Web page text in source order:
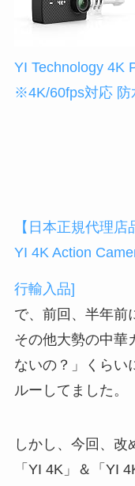
YI Technology 4K
※4K/60fps対応 防
【日本正規代理店
YI 4K Action
行輸入品]
で、前回、半年前
その他大勢の中華
ないの？」くらい
ルーしてました。
しかし、今回、
「YI 4K」＆「YI